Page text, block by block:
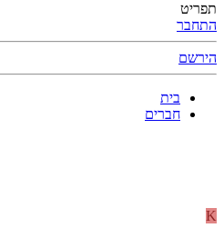
תפריט
התחבר
הירשם
בית
חברים
K